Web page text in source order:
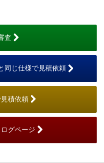
査
同じ仕様で見積依頼
積依頼
グページ